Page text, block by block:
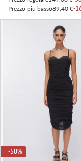
Prezzo più basso89,40 €-
-50%